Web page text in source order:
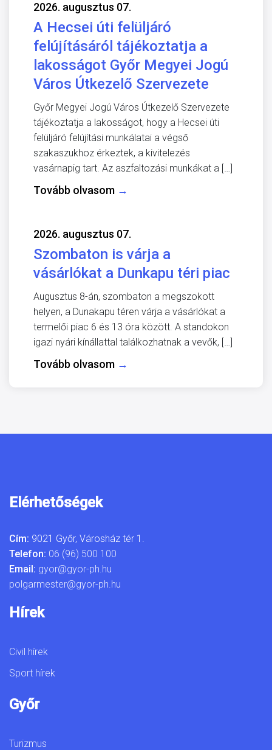
2026. augusztus 07.
A Hecsei úti felüljáró
felújításáról tájékoztatja a
lakosságot Győr Megyei Jogú
Város Útkezelő Szervezete
Győr Megyei Jogú Város Útkezelő Szervezete
tájékoztatja a lakosságot, hogy a Hecsei úti
felüljáró felújítási munkálatai a végső
szakaszukhoz érkeztek, a kivitelezés
vasárnapig tart. Az aszfaltozási munkákat a […]
Tovább olvasom →
2026. augusztus 07.
Szombaton is várja a
vásárlókat a Dunkapu téri piac
Augusztus 8-án, szombaton a megszokott
helyen, a Dunakapu téren várja a vásárlókat a
termelői piac 6 és 13 óra között. A standokon
igazi nyári kínállattal találkozhatnak a vevők, […]
Tovább olvasom →
Elérhetőségek
Cím: 9021 Győr, Városház tér 1.
Telefon: 06 (96) 500 100
Email: gyor@gyor-ph.hu
polgarmester@gyor-ph.hu
Hírek
Civil hírek
Sport hírek
Győr
Turizmus